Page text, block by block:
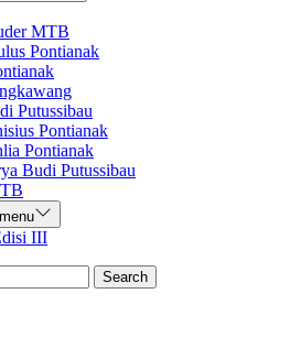
MTB
Pontianak
Putussibau
Pontianak
Pontianak
Budi Putussibau
III